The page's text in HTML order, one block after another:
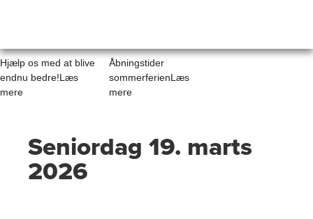
Hjælp os med at blive
endnu bedre!Læs
mere
Åbningstider
sommerferienLæs
mere
Seniordag 19. marts
2026